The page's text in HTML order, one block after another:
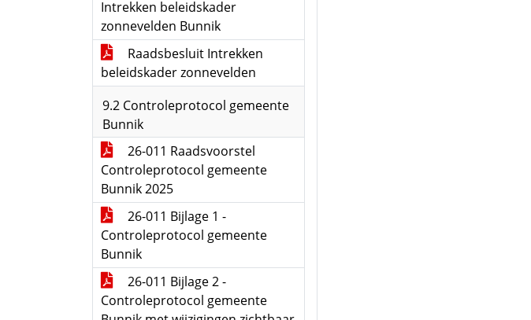
Intrekken beleidskader
zonnevelden Bunnik
Raadsbesluit Intrekken
beleidskader zonnevelden
9.2 Controleprotocol gemeente
Bunnik
26-011 Raadsvoorstel
Controleprotocol gemeente
Bunnik 2025
26-011 Bijlage 1 -
Controleprotocol gemeente
Bunnik
26-011 Bijlage 2 -
Controleprotocol gemeente